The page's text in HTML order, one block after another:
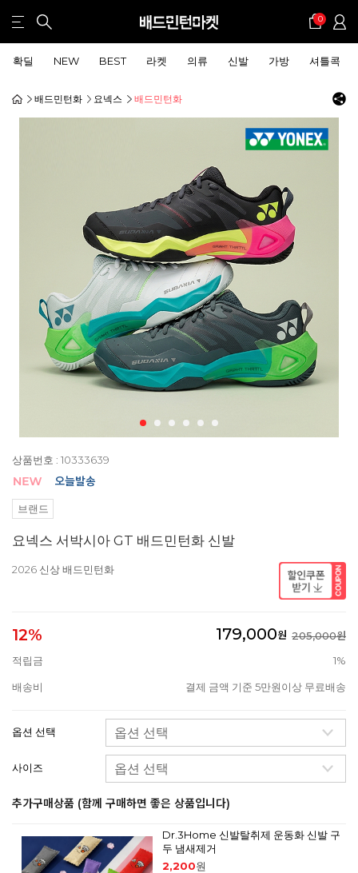
0
확딜 NEW BEST 라켓 의류 신발 가방 셔틀콕
배드민턴화 요넥스 배드민턴화
상품번호 : 10333639
브랜드
요넥스 서박시아 GT 배드민턴화 신발
2026 신상 배드민턴화
12% 179,000원 205,000원
적립금
1%
배송비 결제 금액 기준 5만원이상 무료배송
옵션 선택
사이즈
추가구매상품 (함께 구매하면 좋은 상품입니다)
Dr.3Home 신발탈취제 운동화 신발 구
두 냄새제거
2,200원